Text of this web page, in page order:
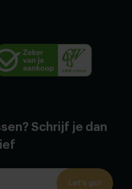
Schrijf je dan
Let's go!